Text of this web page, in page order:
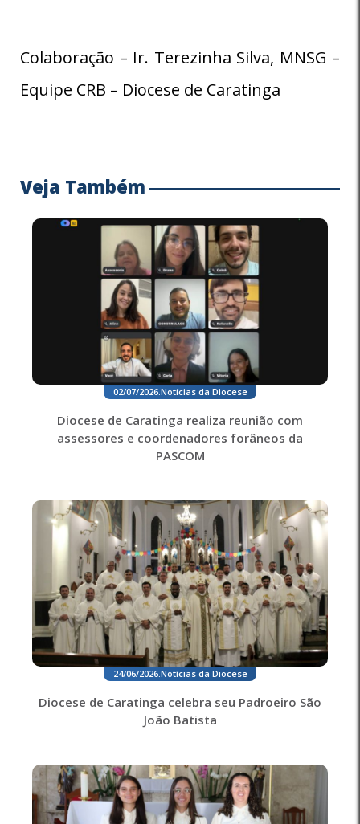
Colaboração – Ir. Terezinha Silva, MNSG –
Equipe CRB – Diocese de Caratinga
Veja Também
02/07/2026. Notícias da Diocese
Diocese de Caratinga realiza reunião com
assessores e coordenadores forâneos da
PASCOM
24/06/2026. Notícias da Diocese
Diocese de Caratinga celebra seu Padroeiro São
João Batista